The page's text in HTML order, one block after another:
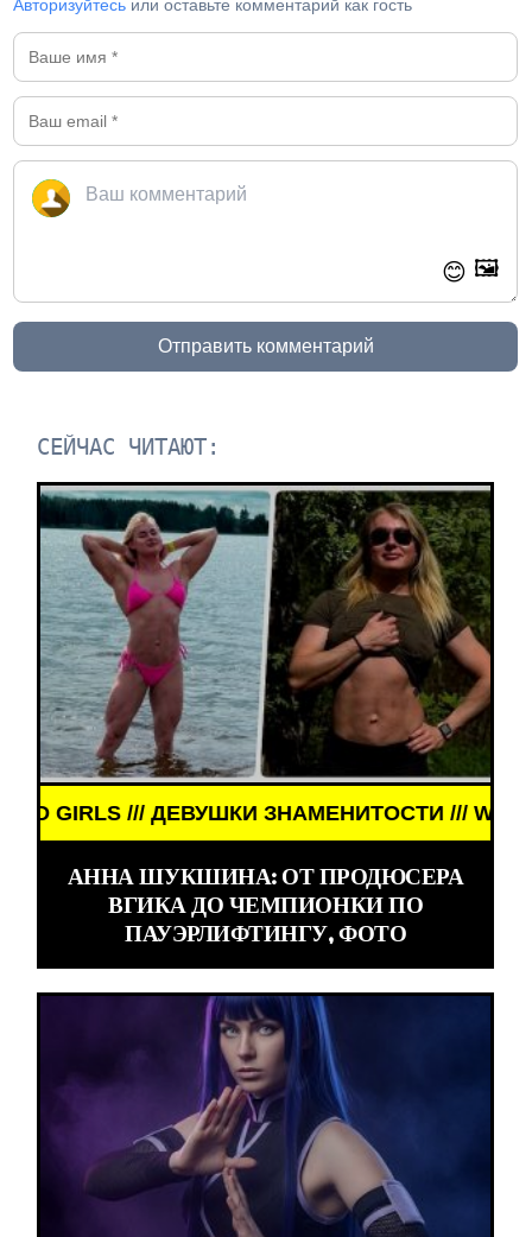
Авторизуйтесь или оставьте комментарий как гость
😊 🖼️
Отправить комментарий
СЕЙЧАС ЧИТАЮТ:
/// ДЕВУШКИ ЗНАМЕНИТОСТИ /// WORLD
АННА ШУКШИНА: ОТ ПРОДЮСЕРА
ВГИКА ДО ЧЕМПИОНКИ ПО
ПАУЭРЛИФТИНГУ, ФОТО